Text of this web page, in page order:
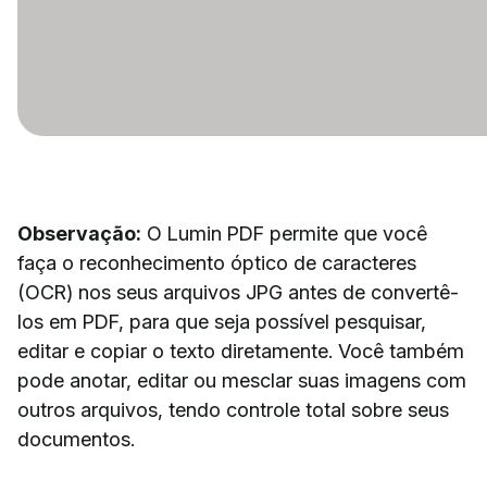
Observação: O Lumin PDF permite que você
faça o reconhecimento óptico de caracteres
(OCR) nos seus arquivos JPG antes de convertê-
los em PDF, para que seja possível pesquisar,
editar e copiar o texto diretamente. Você também
pode anotar, editar ou mesclar suas imagens com
outros arquivos, tendo controle total sobre seus
documentos.